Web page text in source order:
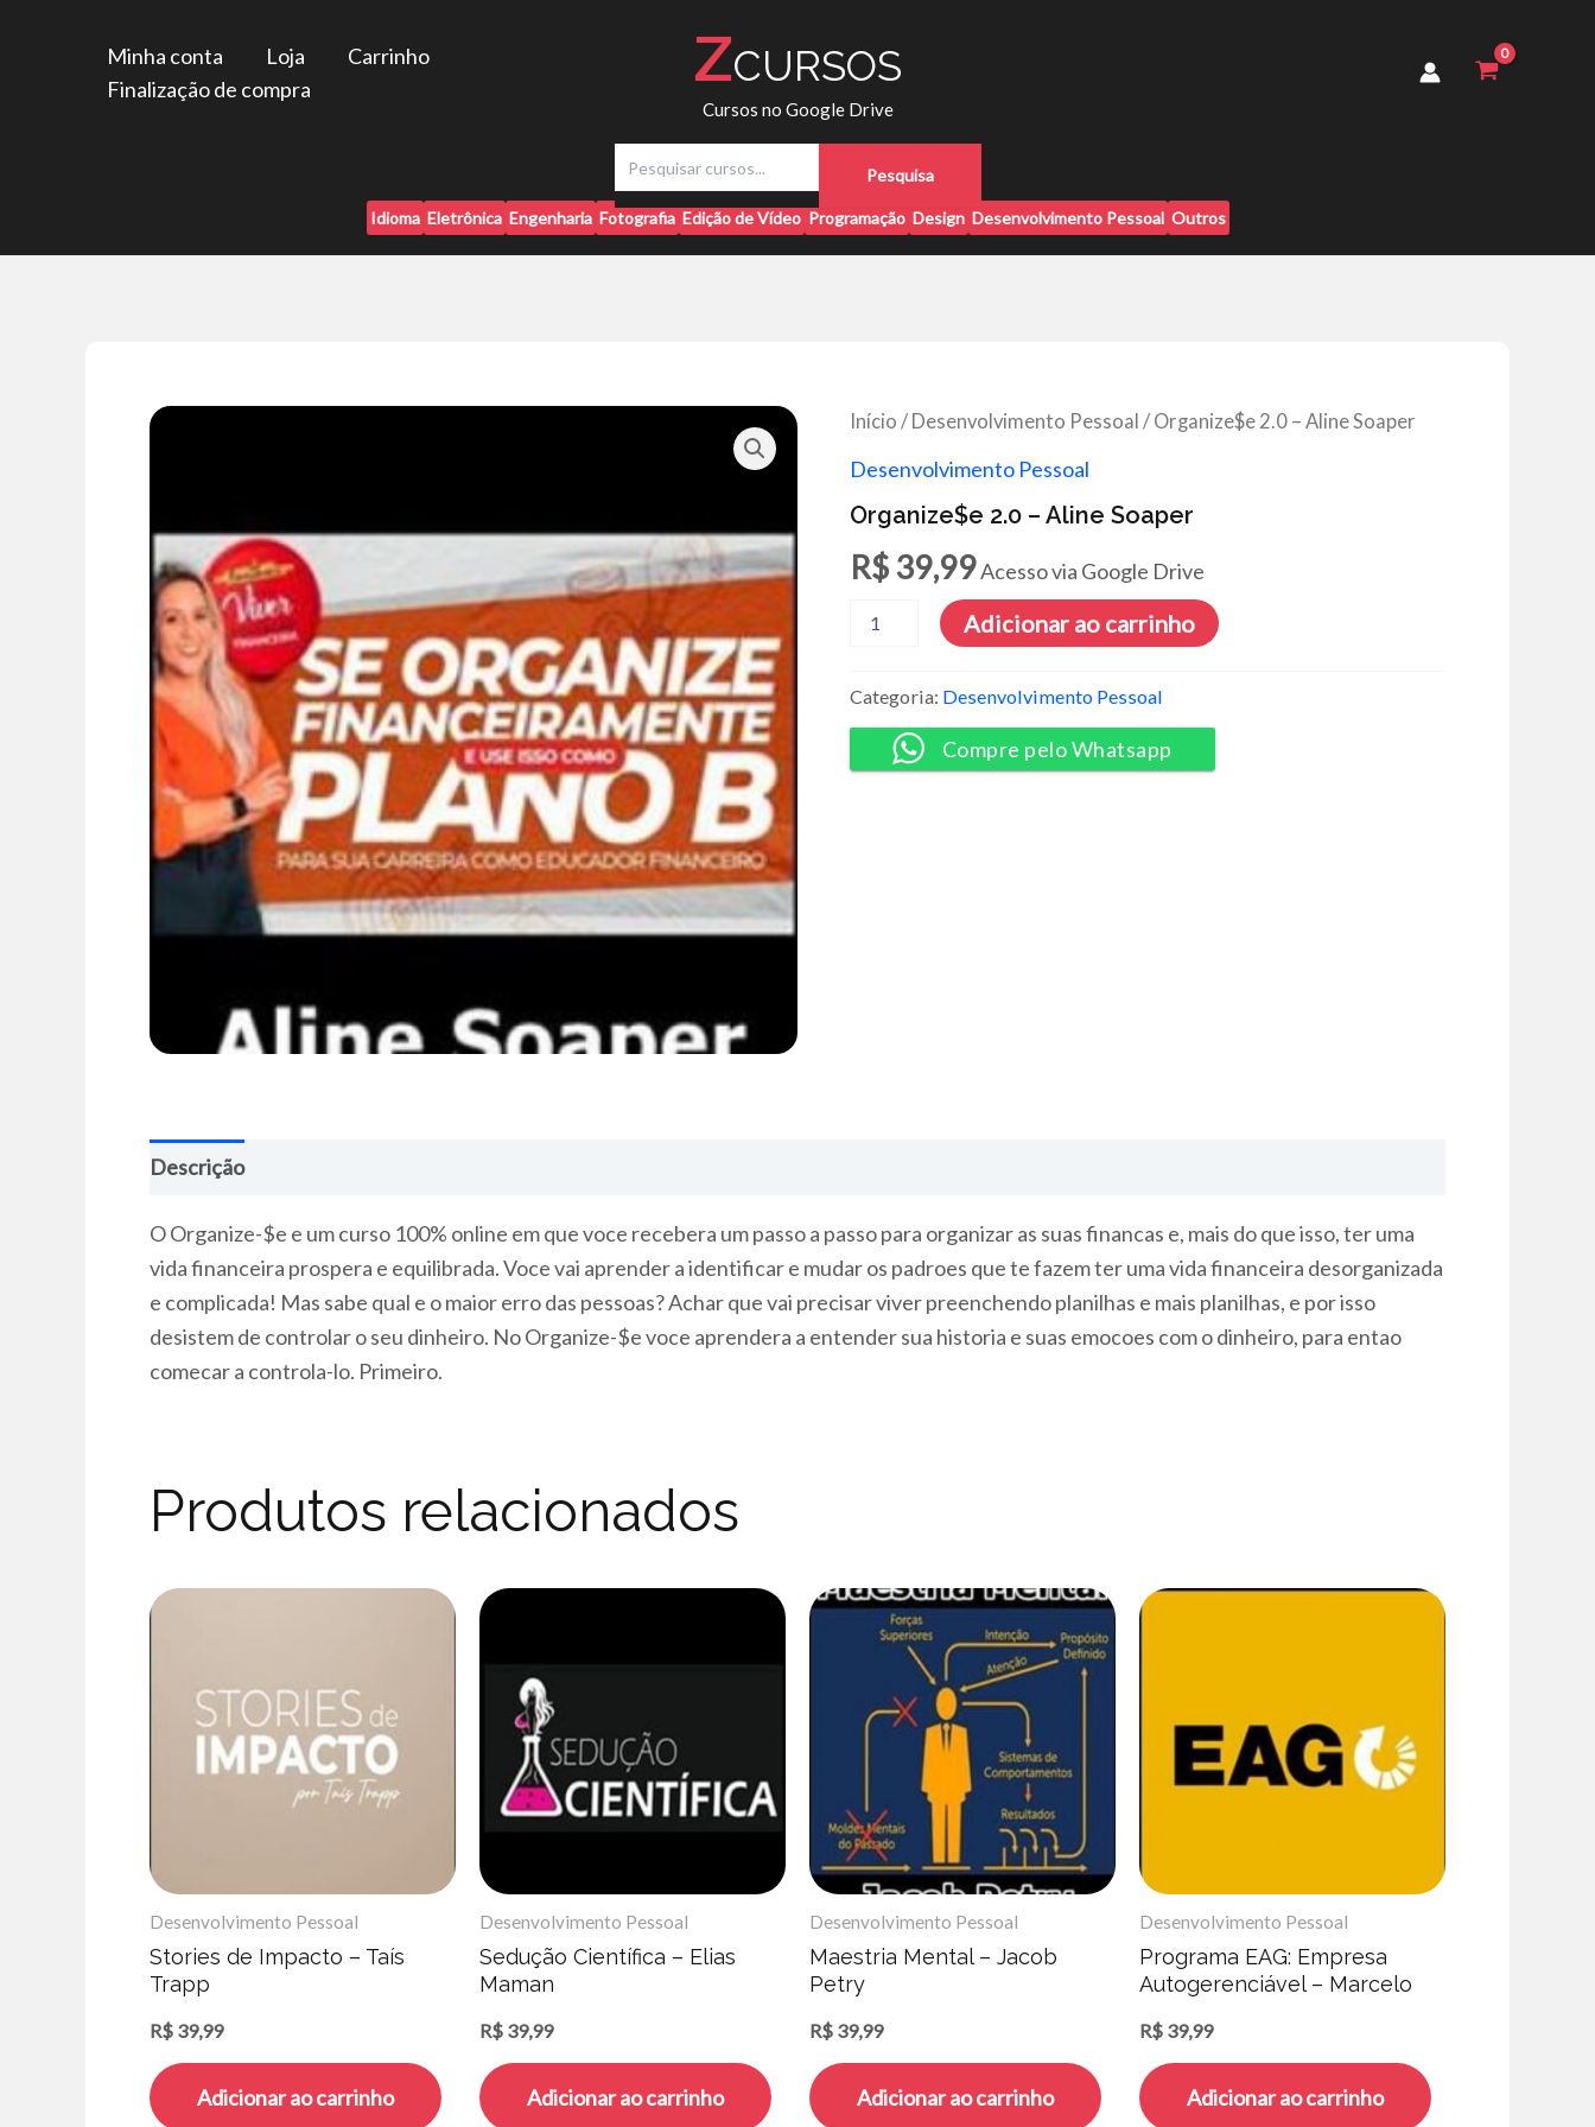
Minha conta Loja
Carrinho
Finalização de compra
ZCURSOS
Cursos no Google Drive
q
Pesquisa
Idioma Eletrônica Engenharia Fotografia Edição de Vídeo Programação Design Desenvolvimento Pessoal Outros
Início / Desenvolvimento Pessoal / Organize$e 2.0 – Aline Soaper
Desenvolvimento Pessoal
Organize$e 2.0 – Aline Soaper
R$39,99Acesso via Google Drive
Soaper
quantidade
Adicionar ao carrinho
Categoria: Desenvolvimento Pessoal
Compre pelo Whatsapp
Descrição
O Organize-$e e um curso 100% online em que voce recebera um passo a passo para organizar as suas financas e, mais do que isso, ter uma
vida financeira prospera e equilibrada. Voce vai aprender a identificar e mudar os padroes que te fazem ter uma vida financeira desorganizada
e complicada! Mas sabe qual e o maior erro das pessoas? Achar que vai precisar viver preenchendo planilhas e mais planilhas, e por isso
desistem de controlar o seu dinheiro. No Organize-$e voce aprendera a entender sua historia e suas emocoes com o dinheiro, para entao
comecar a controla-lo. Primeiro.
Produtos relacionados
Desenvolvimento Pessoal
Stories de Impacto – Taís
Trapp
R$ 39,99
Adicionar ao carrinho
Desenvolvimento Pessoal
Sedução Cientí­fica – Elias
Maman
R$ 39,99
Adicionar ao carrinho
Desenvolvimento Pessoal
Maestria Mental – Jacob
Petry
R$ 39,99
Adicionar ao carrinho
Desenvolvimento Pessoal
Programa EAG: Empresa
Autogerenciável – Marcelo
R$ 39,99
Adicionar ao carrinho